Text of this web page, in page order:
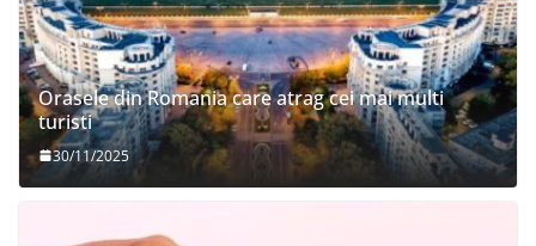
Orasele din Romania care atrag cei mai multi
turisti
30/11/2025